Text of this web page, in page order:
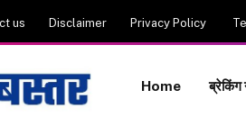
us Disclaimer Privacy Policy
Home ब्रेकिंग